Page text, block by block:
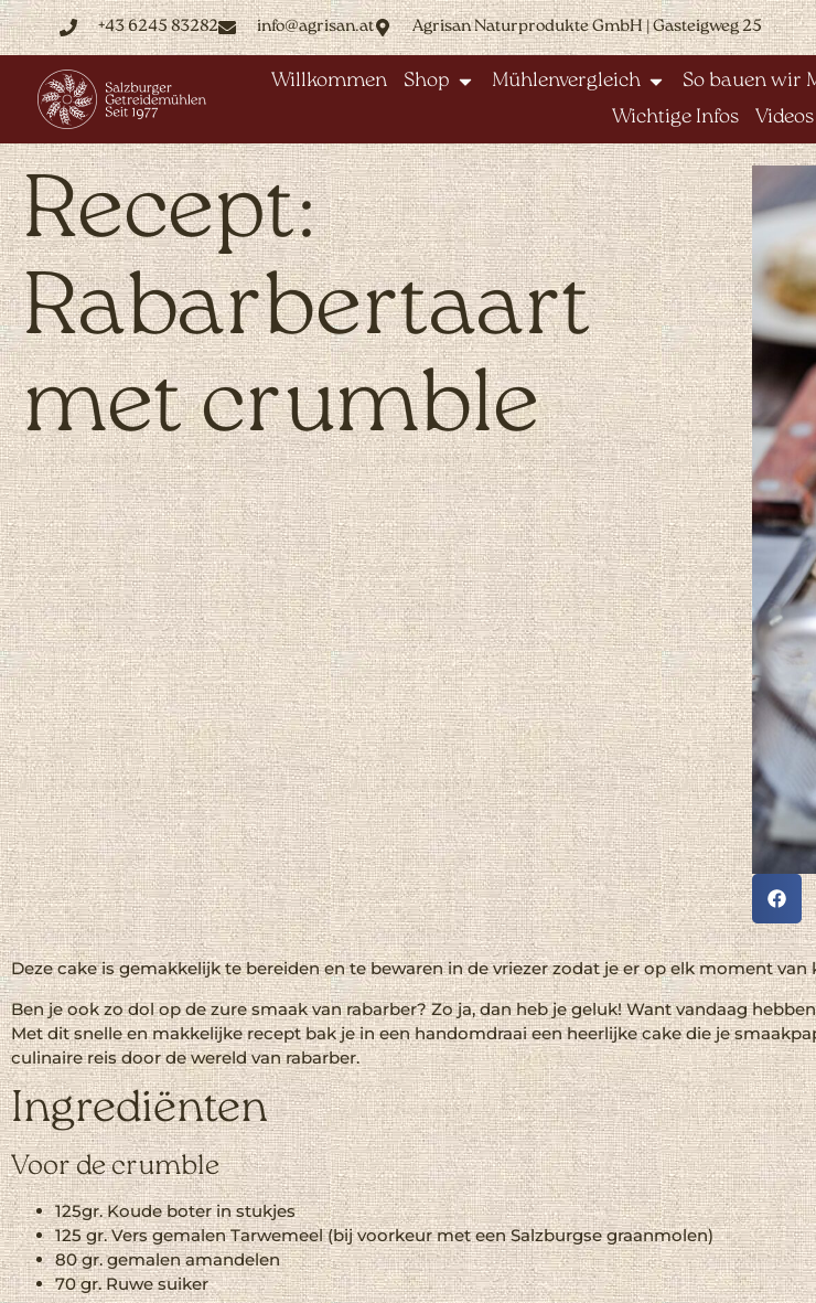
+43 6245 83282 info@agrisan.at Agrisan Naturprodukte GmbH | Gasteigweg 25
Willkommen Shop Mühlenvergleich So bauen wir
Wichtige Infos
Videos
Recept:
Rabarbertaart
met crumble
Deze cake is gemakkelijk te bereiden en te bewaren in de vriezer zodat je er op elk moment van
Ben je ook zo dol op de zure smaak van rabarber? Zo ja, dan heb je geluk! Want vandaag
Met dit snelle en makkelijke recept bak je in een handomdraai een heerlijke cake die je
culinaire reis door de wereld van rabarber.
Ingrediënten
Voor de crumble
125gr. Koude boter in stukjes
125 gr. Vers gemalen Tarwemeel (bij voorkeur met eenSalzburgse graanmolen)
80 gr. gemalen amandelen
70 gr. Ruwe suiker